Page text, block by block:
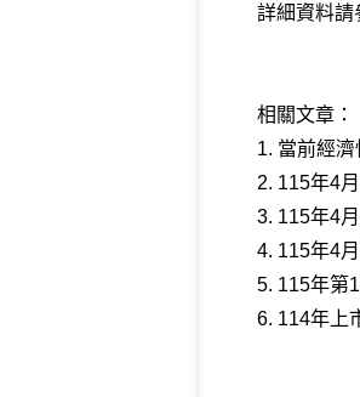
詳細資料請
相關文章：
1. 當前經
2. 115年4
3. 115年4
4. 115年4
5. 115年第
6. 114年上